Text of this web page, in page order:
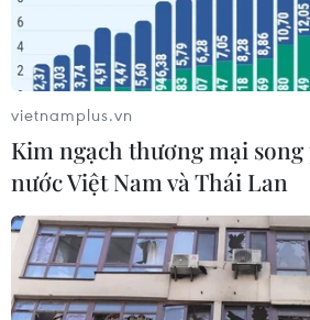
Giêng).
vietnamplus.vn
Kim ngạch thương mại
nước Việt Nam và Thái Lan